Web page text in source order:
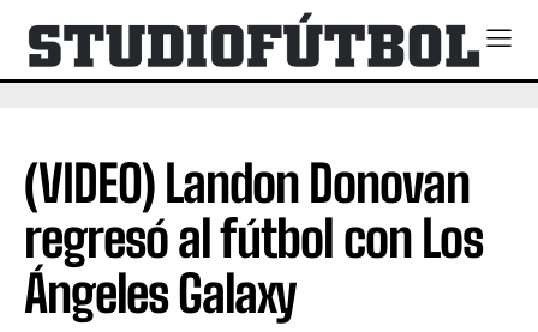
(VIDEO) Landon Donovan
regresó al fútbol con Los
Ángeles Galaxy